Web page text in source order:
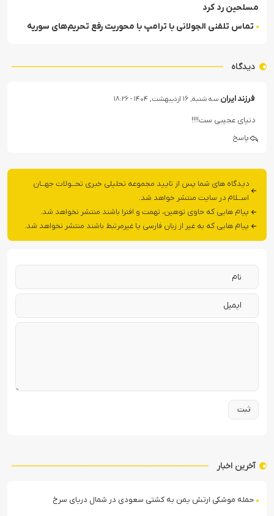
مسلحین رد کرد
تماس تلفنی الجولانی با ترامپ با محوریت رفع تحریم‌های سوریه
دیدگاه
فرزند ایران سه شنبه, ۱۶ اردیبهشت, ۱۴۰۴ - ۱۸:۲۶
دنیای عجیبی ست!!!!
پاسخ
دیدگاه های شما پس از تایید مجموعه تحلیلی خبری تحــولات جهــان
اســلام در سایت منتشر خواهد شد.
پیام هایی که حاوی توهین، تهمت و افترا باشند منتشر نخواهد شد.
پیام هایی که به غیر از زبان فارسی یا غیرمرتبط باشند منتشر نخواهد شد.
آخرین اخبار
حمله موشکی ارتش یمن به کشتی سعودی در شمال دریای سرخ